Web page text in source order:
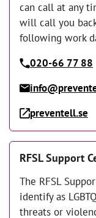
can call at any
will call you
following work
020-66 77 88
preventell.se
RFSL Support
The RFSL
identify as
threats or